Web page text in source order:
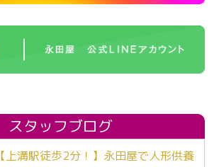
スタッフブログ
【上溝駅徒歩2分！】永田屋で人形供養